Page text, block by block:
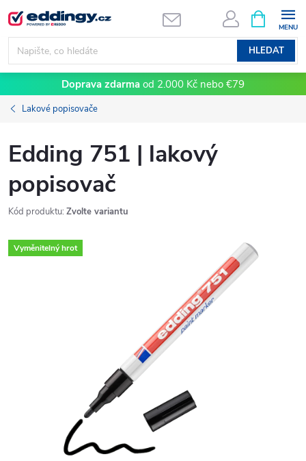
Přejít
na
obsah
HLEDAT
NÁKUPNÍ
KOŠÍK
Doprava zdarma od 2.000 Kč nebo €79
Lakové popisovače
Edding 751 | lakový
popisovač
Kód produktu: Zvolte variantu
Vyměnitelný hrot